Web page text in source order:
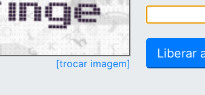
[trocar imagem]